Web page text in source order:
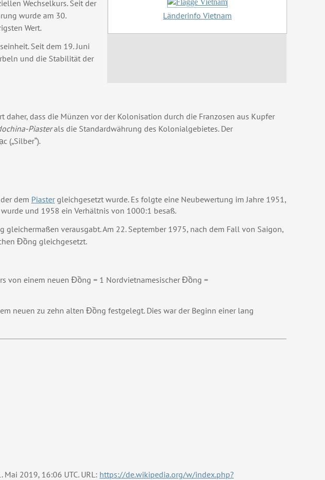
Wechselkurs. Seit der
wurde am 30.
Wert.
Seit dem 19. Juni
und die Stabilität der
Länderinfo Vietnam
daher, dass die Münzen vor der Kolonisation durch die Franzosen aus Kupfer
Piasterals die Standardwährung des Kolonialgebietes. Der
(„Silber“).
dem Piastergleichgesetzt wurde. Es folgte eine Neubewertung im Jahre 1951,
und 1958 ein Verhältnis von 1000:1 besaß.
verausgabt. Am 22. September 1975, nach dem Fall von Saigon,
Đồng gleichgesetzt.
von einem neuen Đồng = 1 Nordvietnamesischer Đồng =
neuen zu zehn alten Đồng festgelegt. Dies war der Beginn einer lang
2019, 16:06 UTC. URL: https://de.wikipedia.org/w/index.php?